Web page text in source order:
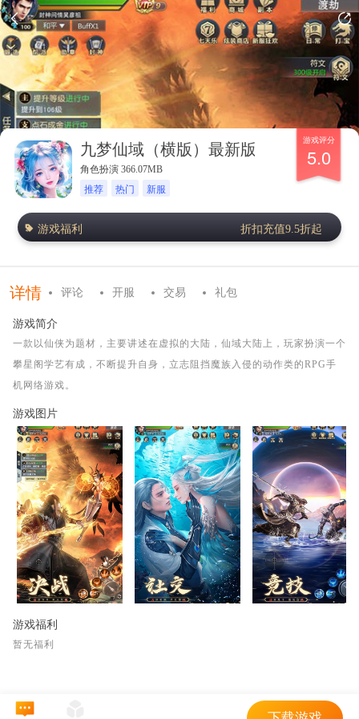
九梦仙域（横版）最新版
角色扮演 366.07MB
推荐 热门 新服
游戏评分
5.0
游戏福利 折扣充值9.5折起
详情 评论 开服 交易 礼包
游戏简介
一款以仙侠为题材，主要讲述在虚拟的大陆，仙域大陆上，玩家扮演一个
攀星阁学艺有成，不断提升自身，立志阻挡魔族入侵的动作类的RPG手
机网络游戏。
游戏图片
游戏福利
暂无福利